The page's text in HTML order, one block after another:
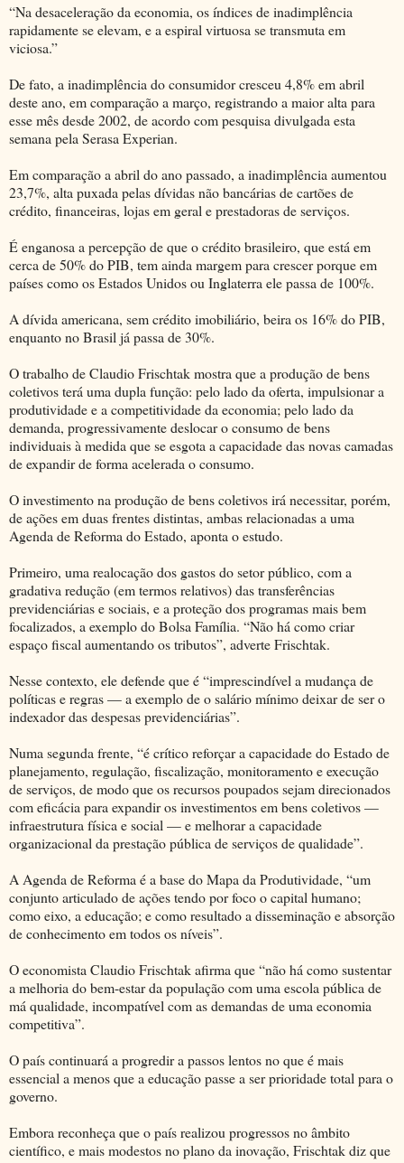
“Na desaceleração da economia, os índices de inadimplência
rapidamente se elevam, e a espiral virtuosa se transmuta em
viciosa.”
De fato, a inadimplência do consumidor cresceu 4,8% em abril
deste ano, em comparação a março, registrando a maior alta para
esse mês desde 2002, de acordo com pesquisa divulgada esta
semana pela Serasa Experian.
Em comparação a abril do ano passado, a inadimplência aumentou
23,7%, alta puxada pelas dívidas não bancárias de cartões de
crédito, financeiras, lojas em geral e prestadoras de serviços.
É enganosa a percepção de que o crédito brasileiro, que está em
cerca de 50% do PIB, tem ainda margem para crescer porque em
países como os Estados Unidos ou Inglaterra ele passa de 100%.
A dívida americana, sem crédito imobiliário, beira os 16% do PIB,
enquanto no Brasil já passa de 30%.
O trabalho de Claudio Frischtak mostra que a produção de bens
coletivos terá uma dupla função: pelo lado da oferta, impulsionar a
produtividade e a competitividade da economia; pelo lado da
demanda, progressivamente deslocar o consumo de bens
individuais à medida que se esgota a capacidade das novas camadas
de expandir de forma acelerada o consumo.
O investimento na produção de bens coletivos irá necessitar, porém,
de ações em duas frentes distintas, ambas relacionadas a uma
Agenda de Reforma do Estado, aponta o estudo.
Primeiro, uma realocação dos gastos do setor público, com a
gradativa redução (em termos relativos) das transferências
previdenciárias e sociais, e a proteção dos programas mais bem
focalizados, a exemplo do Bolsa Família. “Não há como criar
espaço fiscal aumentando os tributos”, adverte Frischtak.
Nesse contexto, ele defende que é “imprescindível a mudança de
políticas e regras — a exemplo de o salário mínimo deixar de ser o
indexador das despesas previdenciárias”.
Numa segunda frente, “é crítico reforçar a capacidade do Estado de
planejamento, regulação, fiscalização, monitoramento e execução
de serviços, de modo que os recursos poupados sejam direcionados
com eficácia para expandir os investimentos em bens coletivos —
infraestrutura física e social — e melhorar a capacidade
organizacional da prestação pública de serviços de qualidade”.
A Agenda de Reforma é a base do Mapa da Produtividade, “um
conjunto articulado de ações tendo por foco o capital humano;
como eixo, a educação; e como resultado a disseminação e absorção
de conhecimento em todos os níveis”.
O economista Claudio Frischtak afirma que “não há como sustentar
a melhoria do bem-estar da população com uma escola pública de
má qualidade, incompatível com as demandas de uma economia
competitiva”.
O país continuará a progredir a passos lentos no que é mais
essencial a menos que a educação passe a ser prioridade total para o
governo.
Embora reconheça que o país realizou progressos no âmbito
científico, e mais modestos no plano da inovação, Frischtak diz que